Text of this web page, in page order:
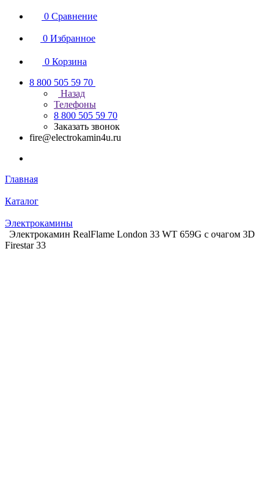
0 Сравнение
0 Избранное
0 Корзина
8 800 505 59 70
Назад
Телефоны
8 800 505 59 70
Заказать звонок
fire@electrokamin4u.ru
Главная
Каталог
Электрокамины
Электрокамин RealFlame London 33 WT 659G с очагом 3D
Firestar 33